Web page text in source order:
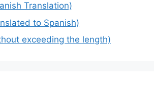
Translation)
to Spanish)
exceeding the length)